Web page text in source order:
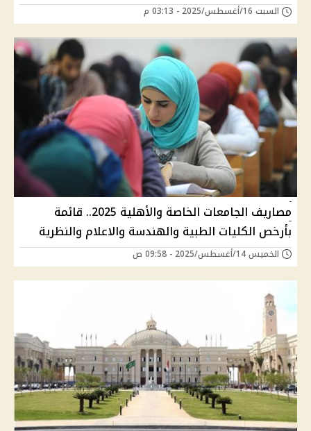
السبت 16/أغسطس/2025 - 03:13 م
مصاريف الجامعات الخاصة والأهلية 2025.. قائمة
بأرخص الكليات الطبية والهندسة والاعلام والنظرية
الخميس 14/أغسطس/2025 - 09:58 ص